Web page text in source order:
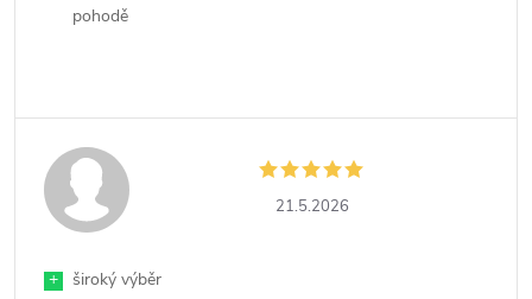
pohodě
21.5.2026
+
široký výběr